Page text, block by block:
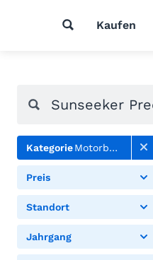
Kaufen
KategorieMotorboote
Preis
Standort
Jahrgang